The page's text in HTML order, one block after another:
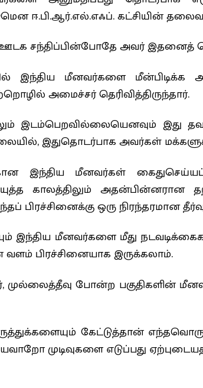
ஈ.பி.ஆர்.எல்.எஃப். கட்சியின் தலைவர்
சந்திப்பின்போதே அவர் இதனைத்
இந்திய மீனவர்களை மீன்பிடிக்க
அமைச்சர் தெரிவித்திருந்தார்.
இடம்பெறவில்லையெனவும் இது
இதுதொடர்பாக அவர்கள்
இந்திய மீனவர்கள்
யுத்த காலத்திலும்
பிரச்சினைக்கு ஒரு நிரந்தரமான
இந்திய மீனவர்களை மீது
பிரச்சினையாக இருக்கலாம்.
போன்ற பகுதிகளின்
கேட்டுத்தான்
முடிவுகளை எடுப்பது